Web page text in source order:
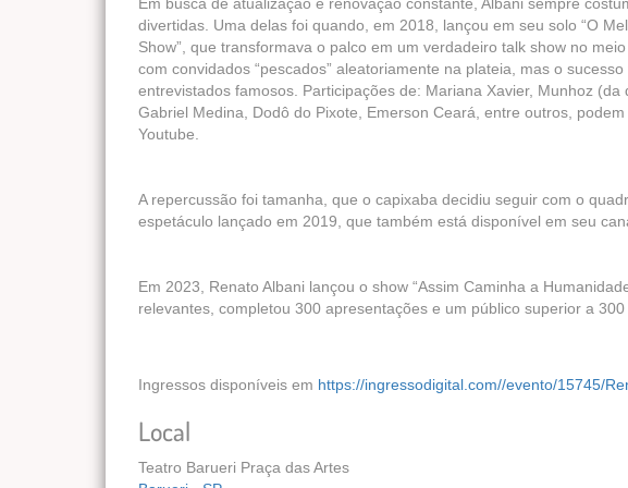
divertidas. Uma delas foi quando, em 2018, lançou em seu solo “O
Show”, que transformava o palco em um verdadeiro talk show no
com convidados “pescados” aleatoriamente na plateia, mas o
entrevistados famosos. Participações de: Mariana Xavier, Munhoz
Gabriel Medina, Dodô do Pixote, Emerson Ceará, entre outros,
Youtube.
A repercussão foi tamanha, que o capixaba decidiu seguir com o
espetáculo lançado em 2019, que também está disponível em seu
Em 2023, Renato Albani lançou o show “Assim Caminha a
relevantes, completou 300 apresentações e um público superior a 300
Ingressos disponíveis em https://ingressodigital.com//evento/15745/
Local
Teatro Barueri Praça das Artes